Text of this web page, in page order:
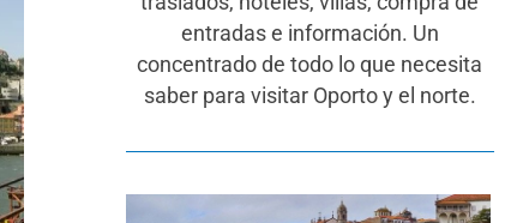
entradas e información. Un
concentrado de todo lo que necesita
saber para visitar Oporto y el norte.